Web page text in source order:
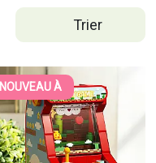
Trier
NOUVEAU À